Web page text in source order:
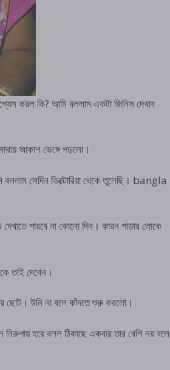
করল কি? আমি বললাম একটা জিনিস দেখাব
আকাশ ভেঙ্গে পড়লো।
সেদিন ভিক্টোরিয়া থেকে তুলেছি। bangla
পারবে না কোনো দিন। কারন পাড়ার লোকে
তাই দেবেন।
ছোট। উনি না বলে কাঁদতে শুরু করলো।
হয়ে বলল ঠিকাছে একবার তার বেশি নয় বলে